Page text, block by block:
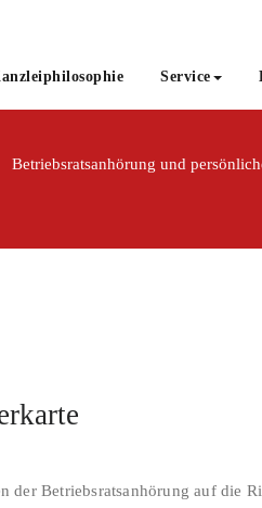
Service
Betriebsratsanhörung und
der Betriebsratsanhörung auf die